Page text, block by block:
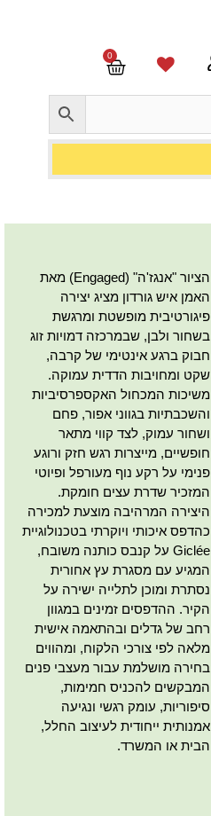
0
הציור "אנגז'ה" (Engaged) מאת
האמן איש גורדון מציג יצירה
פיגורטיבית מופשטת ומרגשת
בשחור ולבן, שבמרכזה דמויות זוג
חבוק ברגע אינטימי של קרבה,
שקט ומחויבות הדדית עמוקה.
משיכות המכחול האקספרסיביות
והשכבתיות בגווני אפור, פחם
ושחור עמוק, לצד קווי מתאר
חופשיים, מייצרות רגש חזק ורוגע
פנימי על רקע נוף מעורפל ופיוטי
המזכיר שדרת עצים חומקת.
היצירה המרהיבה מוצעת למכירה
כהדפס איכותי ויוקרתי בטכנולוגיית
Giclée על קנבס כותנה משובח,
המגיע עם מסגרת עץ אחורית
נסתרת ומוכן לתלייה ישירה על
הקיר. ההדפסים זמינים במגוון
רחב של גדלים ובהתאמה אישית
מלאה לפי צורכי הלקוח, ומהווים
בחירה מושלמת עבור מעצבי פנים
המבקשים להכניס חמימות,
סיפוריות, עומק רגשי ונגיעה
אמנותית ייחודית לעיצוב החלל,
הבית או המשרד.